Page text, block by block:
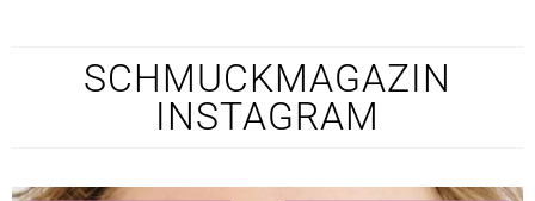
SCHMUCKMAGAZIN
INSTAGRAM